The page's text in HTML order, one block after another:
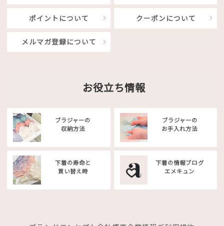
ポイントについて クーポンについて
メルマガ登録について
お役立ち情報
ブラジャーの
収納方法
ブラジャーの
お手入れ方法
下着の寿命と
買い替え時
下着の情報ブログ
エメキュン